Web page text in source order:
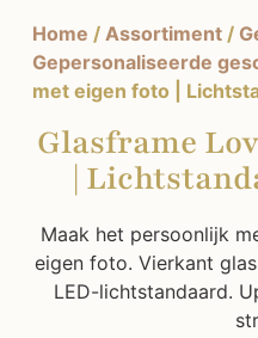
Home / Assortiment/
Gepersonaliseerde
met eigen foto |
Glasframe
|
Maak het persoonlijk
eigen foto. Vierkant
LED-lichtstandaard.